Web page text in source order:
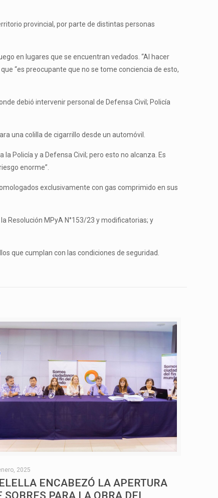
provincial, por parte de distintas personas
en lugares que se encuentran vedados. “Al hacer
“es preocupante que no se tome conciencia de esto,
debió intervenir personal de Defensa Civil; Policía
una colilla de cigarrillo desde un automóvil.
Policía y a Defensa Civil; pero esto no alcanza. Es
enorme”.
exclusivamente con gas comprimido en sus
Resolución MPyA N°153/23 y modificatorias; y
que cumplan con las condiciones de seguridad.
2025
ENCABEZÓ LA APERTURA